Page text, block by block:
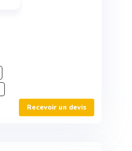
Recevoir un devis